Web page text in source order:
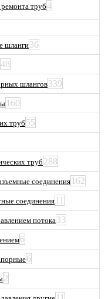
труб4
шланги36
48
шлангов339
160
труб 55
труб288
соединения 162
соединения11
потока33
6
6
2